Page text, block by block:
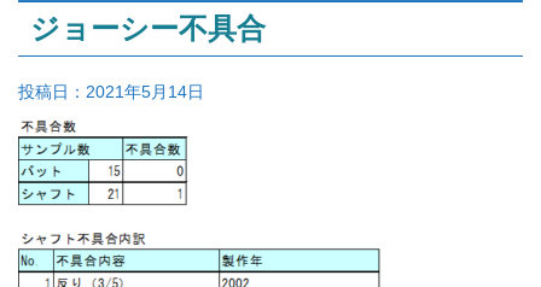
ジョーシー不具合
投稿日： 2021年5月14日